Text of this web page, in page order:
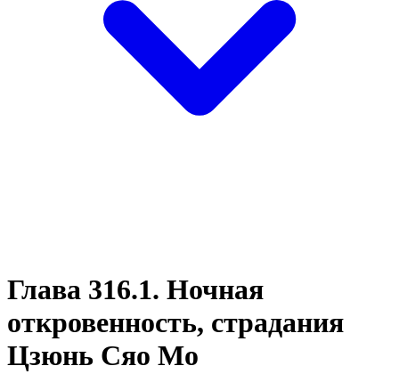
Глава 316.1. Ночная
откровенность, страдания
Цзюнь Сяо Мо